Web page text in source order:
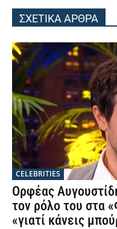
ΣΧΕΤΙΚΑ ΑΡΘΡΑ
CELEBRITIES
Ορφέας
τον ρόλο του στα
«γιατί κάνεις